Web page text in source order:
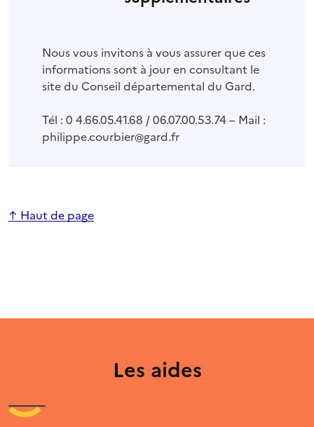
Nous vous invitons à vous assurer que ces
informations sont à jour en consultant le
site du Conseil départemental du Gard.
Tél : 0 4.66.05.41.68 / 06.07.00.53.74 – Mail :
philippe.courbier@gard.fr
↑ Haut de page
Les aides